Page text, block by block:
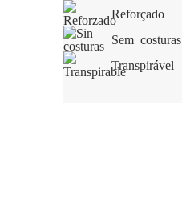
Reforçado
Sem costuras
Transpirável